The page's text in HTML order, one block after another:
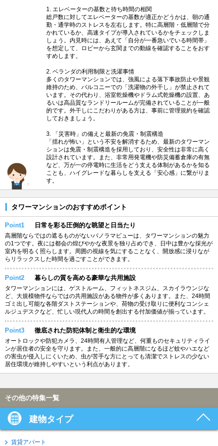
1. エレベーターの基数と待ち時間の相関
総戸数に対してエレベーターの基数が適正かどうかは、朝の通
勤・通学時のストレスを左右します。特に高層階・低層階で分
かれているか、高速タイプが導入されているかをチェックしま
しょう。内見時には、あえて「自分が一番急いでいる時間帯」
を想定して、ロビーから玄関までの動線を確認することをおす
すめします。
2. ベランダの利用制限と洗濯事情
多くのタワーマンションでは、強風による落下事故防止や景観
維持のため、バルコニーでの「洗濯物の外干し」が禁止されて
います。その代わり、浴室乾燥機やドラム式乾燥機の設置、あ
るいは高品質なランドリールームが完備されていることが一般
的です。外干しにこだわりがある方は、事前に管理規約を確認
しておきましょう。
3. 「災害時」の備えと最新の免震・制震構造
「揺れが怖い」という不安を解消するため、最新のタワーマン
ションは免震・制震構造を採用しており、安全性は非常に高く
設計されています。また、非常用発電機や防災備蓄倉庫の有無
など、万が一の停電時に生活をどう支える体制があるかを知る
ことも、ハイグレードな暮らしを支える「安心感」に繋がりま
す。
タワーマンションのおすすめポイント
Point1 日常を彩る圧倒的な眺望と日当たり
高層階ならではの遮るものがないパノラマビューは、タワーマンションの魅力
の1つです。夜には都会の煌びやかな夜景を独り占めでき、日中は豊かな採光が
室内を明るく照らします。周囲の視線を気にすることなく、開放感に浸りなが
らリラックスした時間を過ごすことができます。
Point2 暮らしの質を高める豪華な共用施設
タワーマンションには、ゲストルーム、フィットネスジム、スカイラウンジな
ど、大規模物件ならではの共用施設がある物件が多くあります。また、24時間
ゴミ出し可能な各階ダストステーションや、荷物の受け取りに便利なコンシェ
ルジュデスクなど、忙しい現代人の時間を創出する付加価値が揃っています。
Point3 徹底された防犯体制と衛生的な環境
オートロックや防犯カメラ、24時間有人管理など、何重ものセキュリティライ
ンが居住者の安全を守ります。また、一般的に高層階になるほど蚊やハエなど
の害虫が侵入しにくいため、虫が苦手な方にとっても清潔でストレスの少ない
居住環境が維持しやすいという利点があります。
その他の特集一覧
建物タイプ
賃貸アパート